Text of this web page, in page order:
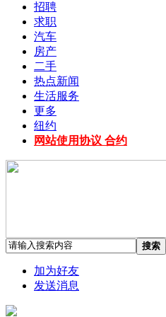
招聘
求职
汽车
房产
二手
热点新闻
生活服务
更多
纽约
网站使用协议 合约
搜索
加为好友
发送消息